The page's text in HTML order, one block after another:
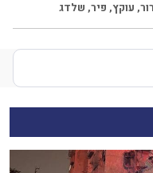
, עוקץ, פיר, שלדג